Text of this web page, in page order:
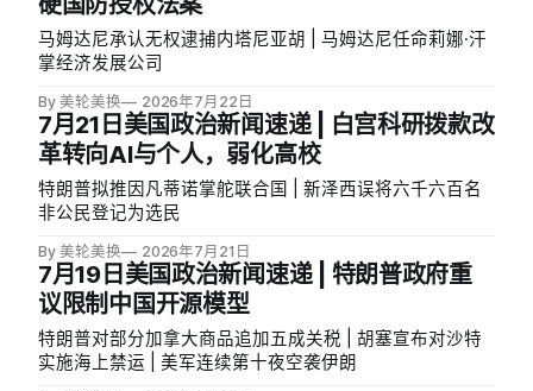
马姆达尼承认无权逮捕内塔尼亚胡 | 马姆达尼任命莉娜·汗
掌经济发展公司
By 美轮美换 2026年7月22日
7月21日美国政治新闻速递 | 白宫科研拨款改
革转向AI与个人，弱化高校
特朗普拟推因凡蒂诺掌舵联合国 | 新泽西误将六千六百名
非公民登记为选民
By 美轮美换 2026年7月21日
7月19日美国政治新闻速递 | 特朗普政府重
议限制中国开源模型
特朗普对部分加拿大商品追加五成关税 | 胡塞宣布对沙特
实施海上禁运 | 美军连续第十夜空袭伊朗